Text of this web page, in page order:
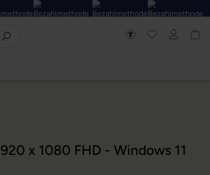
x 1080 FHD - Windows 11